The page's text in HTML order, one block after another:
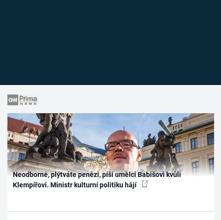
Neodborné, plýtváte penězi, píší umělci Babišovi kvůli
Klempířovi. Ministr kulturní politiku hájí